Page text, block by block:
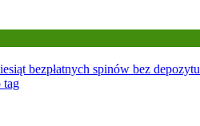
bezpłatnych spinów bez depozytu
tag